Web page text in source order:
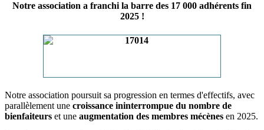
Notre association a franchi la barre des 17 000 adhérents fin
2025 !
Notre association poursuit sa progression en termes d'effectifs, avec
parallèlement une croissance ininterrompue du nombre de
bienfaiteurs et une augmentation des membres mécènes en 2025.